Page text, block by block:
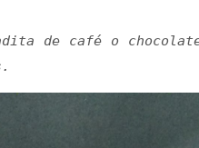
de café o